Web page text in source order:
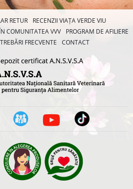
RETUR
RECENZII VIAȚA VERDE VIU
COMUNITATEA VVV
PROGRAM DE AFILIERE
FRECVENTE CONTACT